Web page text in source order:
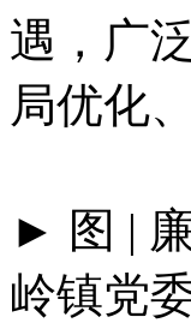
遇，广
局优化
► 图 |
岭镇党